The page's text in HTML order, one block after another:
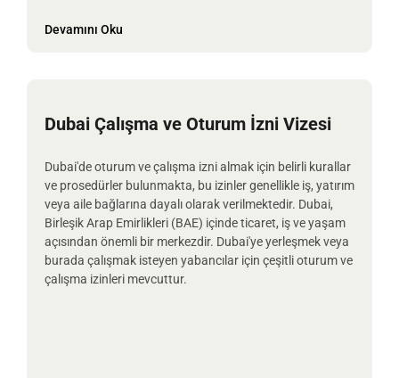
Devamını Oku
Dubai Çalışma ve Oturum İzni Vizesi
Dubai'de oturum ve çalışma izni almak için belirli kurallar
ve prosedürler bulunmakta, bu izinler genellikle iş, yatırım
veya aile bağlarına dayalı olarak verilmektedir. Dubai,
Birleşik Arap Emirlikleri (BAE) içinde ticaret, iş ve yaşam
açısından önemli bir merkezdir. Dubai'ye yerleşmek veya
burada çalışmak isteyen yabancılar için çeşitli oturum ve
çalışma izinleri mevcuttur.